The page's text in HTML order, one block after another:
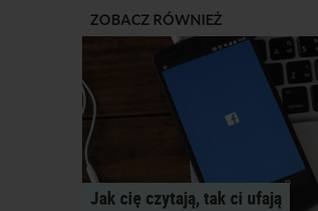
ZOBACZ RÓWNIEŻ
Jak cię czytają, tak ci ufają